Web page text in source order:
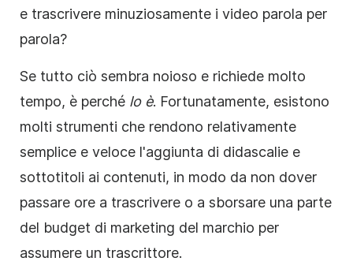
e trascrivere minuziosamente i video parola per
parola?
Se tutto ciò sembra noioso e richiede molto
tempo, è perché lo è. Fortunatamente, esistono
molti strumenti che rendono relativamente
semplice e veloce l'aggiunta di didascalie e
sottotitoli ai contenuti, in modo da non dover
passare ore a trascrivere o a sborsare una parte
del budget di marketing del marchio per
assumere un trascrittore.